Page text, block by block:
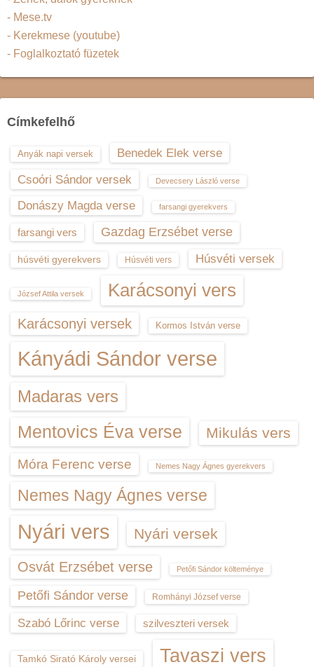
- Mese.tv
- Kerekmese (youtube)
- Foglalkoztató füzetek
Címkefelhő
Anyák napi versek
Benedek Elek verse
Csoóri Sándor versek
Devecsery László verse
Donászy Magda verse farsangi gyerekvers
farsangi vers Gazdag Erzsébet verse
húsvéti gyerekvers Húsvéti vers Húsvéti versek
József Attila versek Karácsonyi vers
Karácsonyi versek Kormos István verse
Kányádi Sándor verse
Madaras vers
Mentovics Éva verse Mikulás vers
Móra Ferenc verse Nemes Nagy Ágnes gyerekvers
Nemes Nagy Ágnes verse
Nyári vers Nyári versek
Osvát Erzsébet verse Petőfi Sándor költeménye
Petőfi Sándor verse Romhányi József verse
Szabó Lőrinc verse szilveszteri versek
Tamkó Sirató Károly versei Tavaszi vers